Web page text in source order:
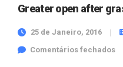
Greater open after
25 de Janeiro, 2016
Comentários fechados